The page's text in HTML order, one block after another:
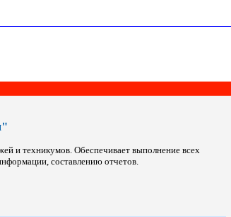
и техникумов. Обеспечивает выполнение всех
составлению отчетов.